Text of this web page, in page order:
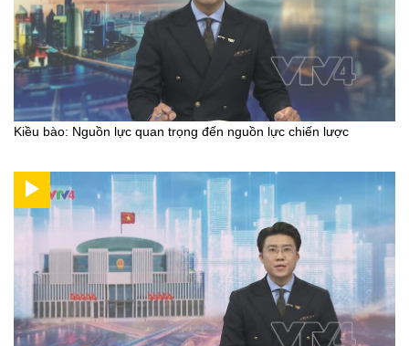
Kiều bào: Nguồn lực quan trọng đến nguồn lực chiến lược